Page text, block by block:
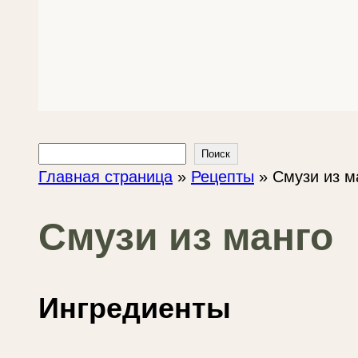
Поиск
Главная страница » Рецепты » Смузи из
Смузи из манго
Ингредиенты